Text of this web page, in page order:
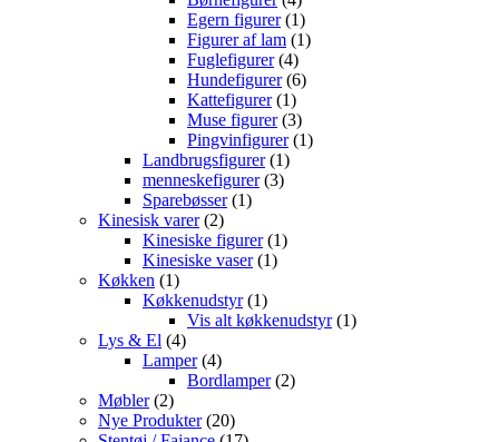
varer
Egern figurer 11
vare
Figurer af lam 11
Fuglefigurer 44
varer
Hundefigurer 66
Kattefigurer 11
vare
Muse figurer 33
varer
Pingvinfigurer 11
Landbrugsfigurer 11
vare
menneskefigurer 33
Sparebøsser 11
Kinesisk varer 22
varer
Kinesiske figurer 11
Kinesiske vaser 11
Køkken 11
vare
Køkkenudstyr 11
vare
Vis alt køkkenudstyr 11
Lys & El 44
varer
Lamper 44
varer
Bordlamper 22
Møbler 22
varer
Nye Produkter 2020